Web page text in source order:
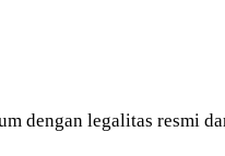
dengan legalitas resmi